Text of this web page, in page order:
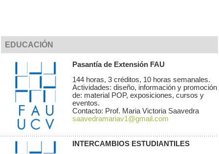
EDUCACIÓN
Pasantía de Extensión FAU
144 horas, 3 créditos, 10 horas semanales.
Actividades: diseño, información y promoción
de: material POP, exposiciones, cursos y
eventos.
Contacto: Prof. Maria Victoria Saavedra
saavedramariav1@gmail.com
INTERCAMBIOS ESTUDIANTILES